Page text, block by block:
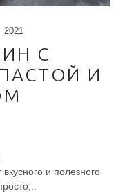
2021
С
И
и полезного